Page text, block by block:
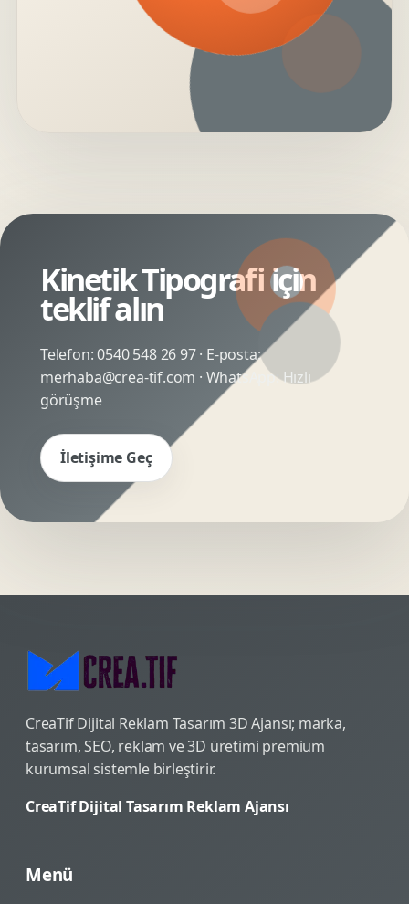
Kinetik Tipografi için
teklif alın
Telefon:0540 548 26 97· E-posta:
merhaba@crea-tif.com · WhatsApp:Hızlı
görüşme
İletişime Geç
CreaTif Dijital Reklam Tasarım 3D Ajansı; marka,
tasarım, SEO, reklam ve 3D üretimi premium
kurumsal sistemle birleştirir.
CreaTif Dijital Tasarım Reklam Ajansı
Menü